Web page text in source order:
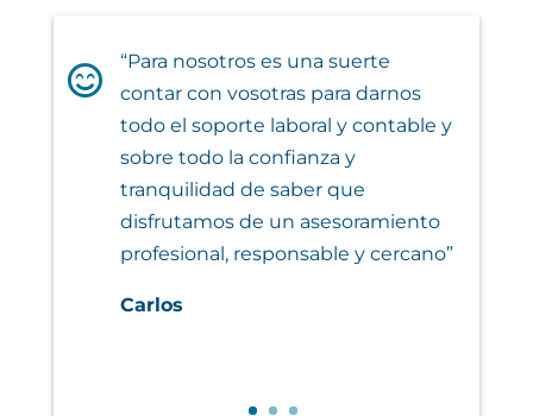

“Para nosotros es una suerte
contar con vosotras para darnos
todo el soporte laboral y contable y
sobre todo la confianza y
tranquilidad de saber que
disfrutamos de un asesoramiento
profesional, responsable y cercano”
Carlos